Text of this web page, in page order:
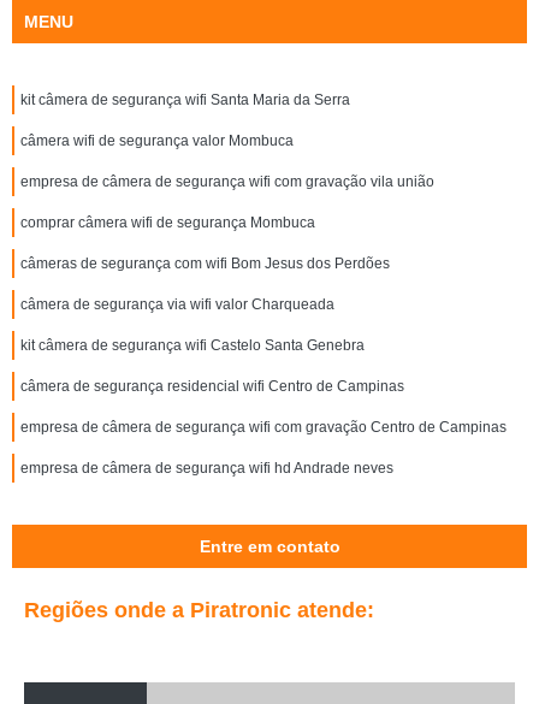
MENU
kit câmera de segurança wifi Santa Maria da Serra
câmera wifi de segurança valor Mombuca
empresa de câmera de segurança wifi com gravação vila união
comprar câmera wifi de segurança Mombuca
câmeras de segurança com wifi Bom Jesus dos Perdões
câmera de segurança via wifi valor Charqueada
kit câmera de segurança wifi Castelo Santa Genebra
câmera de segurança residencial wifi Centro de Campinas
empresa de câmera de segurança wifi com gravação Centro de Campinas
empresa de câmera de segurança wifi hd Andrade neves
Entre em contato
Regiões onde a Piratronic atende: